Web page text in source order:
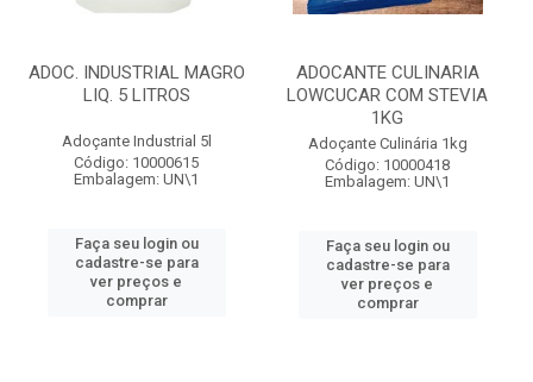
ADOC. INDUSTRIAL MAGRO
LIQ. 5 LITROS
Adoçante Industrial 5l
Código: 10000615
Embalagem: UN\1
Faça seu login ou
cadastre-se para
ver preços e
comprar
ADOCANTE CULINARIA
LOWCUCAR COM STEVIA
1KG
Adoçante Culinária 1kg
Código: 10000418
Embalagem: UN\1
Faça seu login ou
cadastre-se para
ver preços e
comprar